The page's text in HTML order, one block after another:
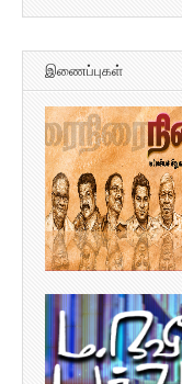
இணைப்புகள்